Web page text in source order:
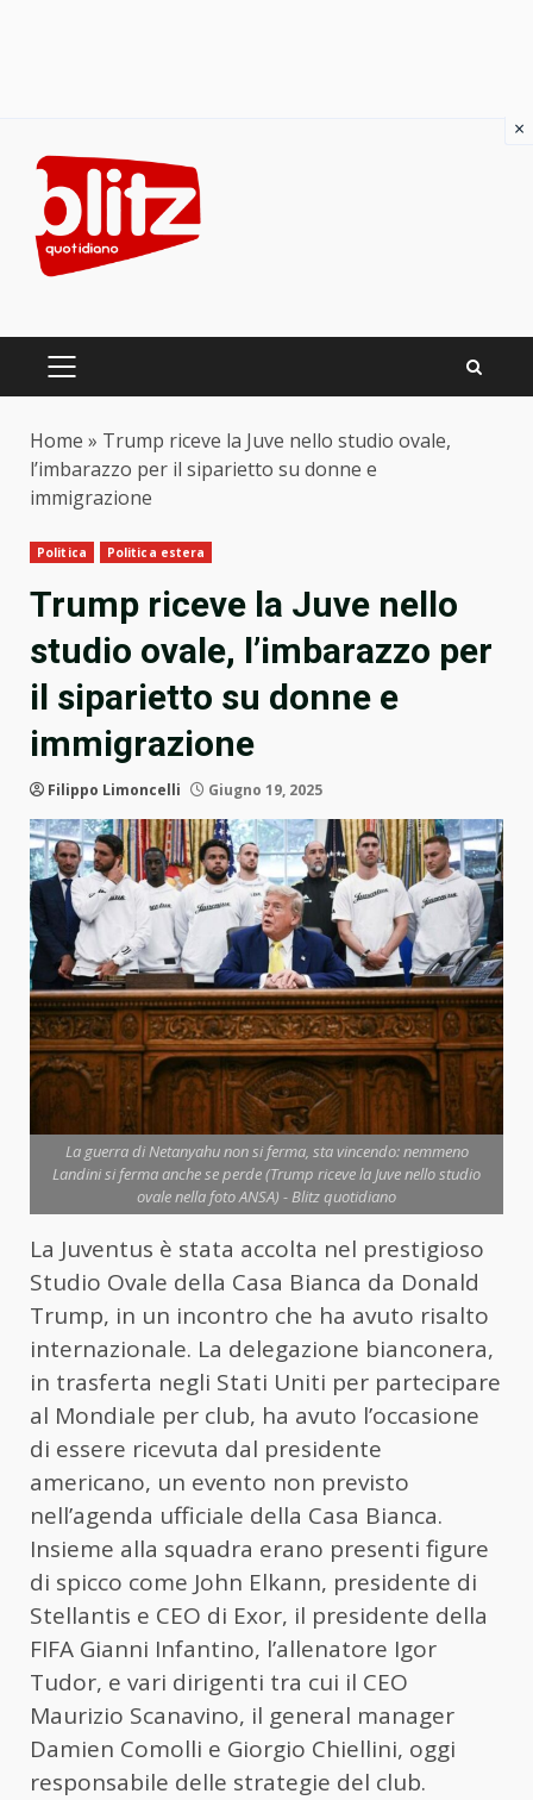
content
PRIMARY
Home » Trump riceve la Juve nello studio ovale,
l’imbarazzo per il siparietto su donne e
immigrazione
Politica Politica estera
Trump riceve la Juve nello
studio ovale, l’imbarazzo per
il siparietto su donne e
immigrazione
Filippo Limoncelli Giugno 19, 2025
La guerra di Netanyahu non si ferma, sta vincendo: nemmeno
Landini si ferma anche se perde (Trump riceve la Juve nello studio
ovale nella foto ANSA) - Blitz quotidiano
La Juventus è stata accolta nel prestigioso
Studio Ovale della Casa Bianca da Donald
Trump, in un incontro che ha avuto risalto
internazionale. La delegazione bianconera,
in trasferta negli Stati Uniti per partecipare
al Mondiale per club, ha avuto l’occasione
di essere ricevuta dal presidente
americano, un evento non previsto
nell’agenda ufficiale della Casa Bianca.
Insieme alla squadra erano presenti figure
di spicco come John Elkann, presidente di
Stellantis e CEO di Exor, il presidente della
FIFA Gianni Infantino, l’allenatore Igor
Tudor, e vari dirigenti tra cui il CEO
Maurizio Scanavino, il general manager
Damien Comolli e Giorgio Chiellini, oggi
responsabile delle strategie del club.
×